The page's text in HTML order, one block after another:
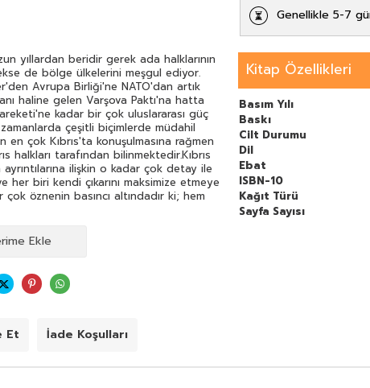
Genellikle 5-7
yıllardan beridir gerek ada halklarının
de bölge ülkelerini meşgul ediyor.
Avrupa Birliği'ne NATO'dan artık
haline gelen Varşova Paktı'na hatta
kadar bir çok uluslararası güç
çeşitli biçimlerde müdahil
çok Kıbrıs'ta konuşulmasına rağmen
halkları tarafından bilinmektedir.Kıbrıs
ayrıntılarına ilişkin o kadar çok detay ile
her biri kendi çıkarını maksimize etmeye
öznenin basıncı altındadır ki; hem
ettiğini çözümleyemez duruma
halkları içinde sorunu Türkiye
Kıbrıs Cumhuriyeti'nin
kesimler her zaman oldu bugün hala var
de olacak.Oysa Kıbrıs
özne açısından farklı içeriklere
Kitap Özellikleri
Basım Yılı
Baskı
Cilt Durumu
Dil
Ebat
ISBN-10
Kağıt Türü
Sayfa Sayısı
Ekle
Et İade Koşulları